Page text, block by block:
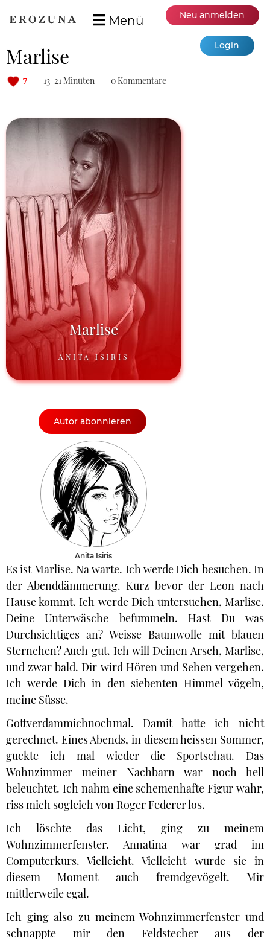
Menü Neu anmelden
Login
Marlise
7 13-21 Minuten 0 Kommentare
Marlise
ANITA ISIRIS
Autor abonnieren
Anita Isiris
Es ist Marlise. Na warte. Ich werde Dich besuchen. In
der Abenddämmerung. Kurz bevor der Leon nach
Hause kommt. Ich werde Dich untersuchen, Marlise.
Deine Unterwäsche befummeln. Hast Du was
Durchsichtiges an? Weisse Baumwolle mit blauen
Sternchen? Auch gut. Ich will Deinen Arsch, Marlise,
und zwar bald. Dir wird Hören und Sehen vergehen.
Ich werde Dich in den siebenten Himmel vögeln,
meine Süsse.
Gottverdammichnochmal. Damit hatte ich nicht
gerechnet. Eines Abends, in diesem heissen Sommer,
guckte ich mal wieder die Sportschau. Das
Wohnzimmer meiner Nachbarn war noch hell
beleuchtet. Ich nahm eine schemenhafte Figur wahr,
riss mich sogleich von Roger Federer los.
Ich löschte das Licht, ging zu meinem
Wohnzimmerfenster. Annatina war grad im
Computerkurs. Vielleicht. Vielleicht wurde sie in
diesem Moment auch fremdgevögelt. Mir
mittlerweile egal.
Ich ging also zu meinem Wohnzimmerfenster und
schnappte mir den Feldstecher aus der